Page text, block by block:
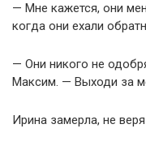
— Мне кажется, они
когда они ехали
— Они никого не
Максим. — Выходи за
Ирина замерла, не